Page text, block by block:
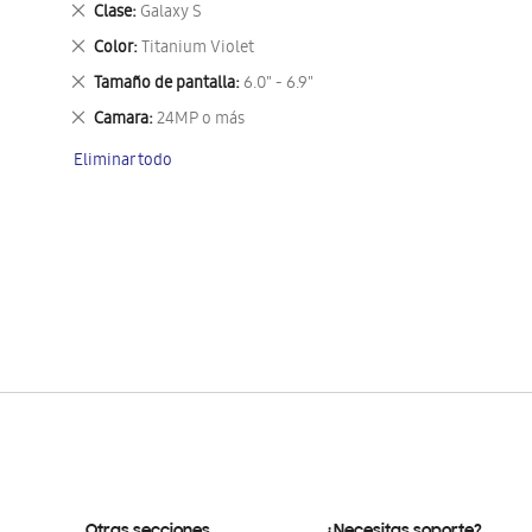
Clase Galaxy S
Eliminar
este
artículo
Color Titanium Violet
Eliminar
este
artículo
Tamaño de pantalla 6.0" - 6.9"
Eliminar
este
artículo
Camara 24MP o más
Eliminar
artículo
Eliminar todo